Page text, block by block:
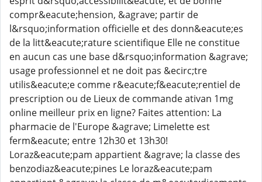
compr&eacute;hension, &agrave; partir de
l&rsquo;information officielle et des donn&eacute;es
de la litt&eacute;rature scientifique Elle ne constitue
en aucun cas une base d&rsquo;information &agrave;
usage professionnel et ne doit pas &ecirc;tre
utilis&eacute;e comme r&eacute;f&eacute;rentiel de
prescription ou de Lieux de commande ativan 1mg
online meilleur prix en ligne? Faites attention: La
pharmacie de l'Europe &agrave; Limelette est
ferm&eacute; entre 12h30 et 13h30!
Loraz&eacute;pam appartient &agrave; la classe des
benzodiaz&eacute;pines Le loraz&eacute;pam